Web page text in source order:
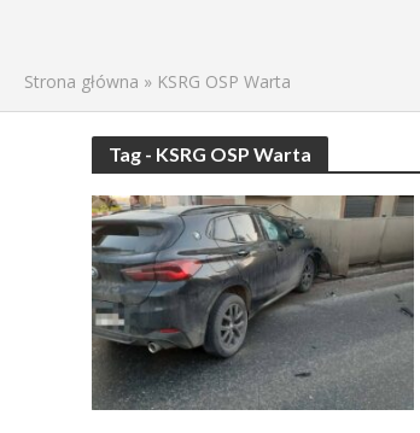
Strona główna » KSRG OSP Warta
Tag - KSRG OSP Warta